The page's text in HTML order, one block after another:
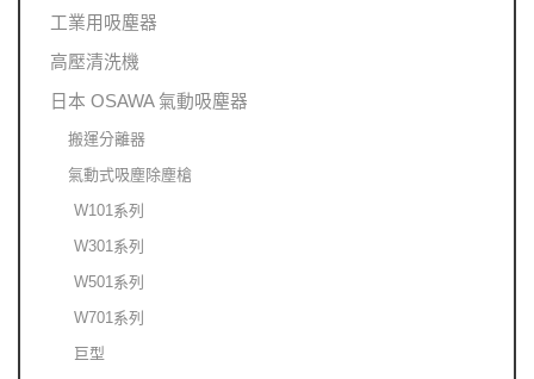
工業用吸塵器
高壓清洗機
日本 OSAWA 氣動吸塵器
搬運分離器
氣動式吸塵除塵槍
W101系列
W301系列
W501系列
W701系列
巨型